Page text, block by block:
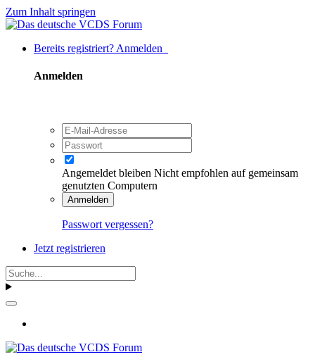
Zum Inhalt springen
Bereits registriert? Anmelden
Anmelden
Angemeldet bleiben Nicht empfohlen auf gemeinsam
genutzten Computern
Anmelden
Passwort vergessen?
Jetzt registrieren